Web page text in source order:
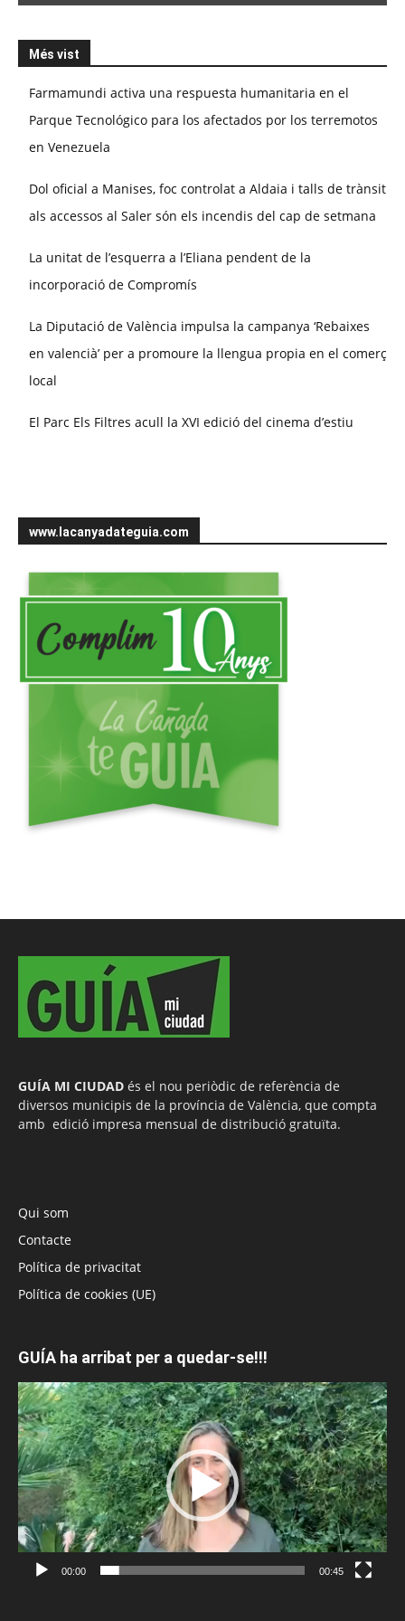
Més vist
Farmamundi activa una respuesta humanitaria en el
Parque Tecnológico para los afectados por los terremotos
en Venezuela
Dol oficial a Manises, foc controlat a Aldaia i talls de trànsit
als accessos al Saler són els incendis del cap de setmana
La unitat de l’esquerra a l’Eliana pendent de la
incorporació de Compromís
La Diputació de València impulsa la campanya ‘Rebaixes
en valencià’ per a promoure la llengua propia en el comerç
local
El Parc Els Filtres acull la XVI edició del cinema d’estiu
www.lacanyadateguia.com
GUÍA MI CIUDAD és el nou periòdic de referència de
diversos municipis de la província de València, que compta
amb edició impresa mensual de distribució gratuïta.
Qui som
Contacte
Política de privacitat
Política de cookies (UE)
GUÍA ha arribat per a quedar-se!!!
Reproductor
de
vídeo
00:00 00:45